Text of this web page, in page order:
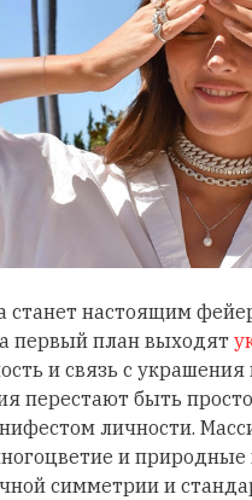
станет настоящим
первый план выходят
и связь с
перестают быть
личности.
и
симметрии и